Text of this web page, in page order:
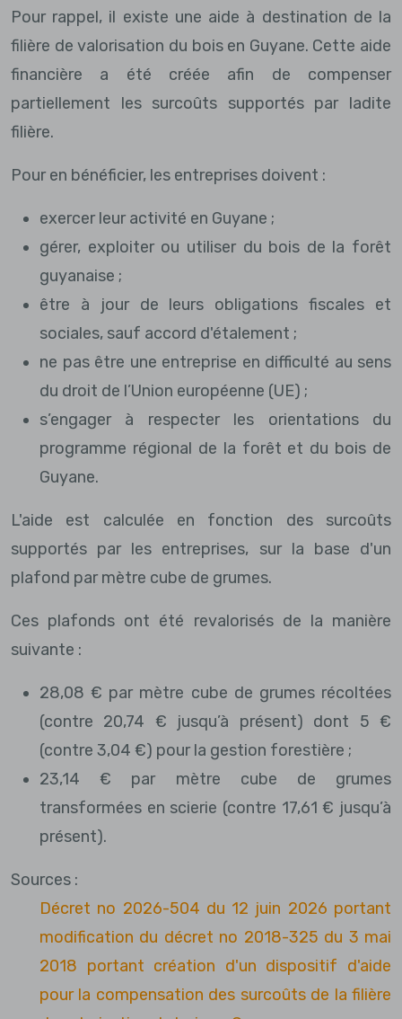
Pour rappel, il existe une aide à destination de la
filière de valorisation du bois en Guyane. Cette aide
financière a été créée afin de compenser
partiellement les surcoûts supportés par ladite
filière.
Pour en bénéficier, les entreprises doivent :
exercer leur activité en Guyane ;
gérer, exploiter ou utiliser du bois de la forêt
guyanaise ;
être à jour de leurs obligations fiscales et
sociales, sauf accord d'étalement ;
ne pas être une entreprise en difficulté au sens
du droit de l’Union européenne (UE) ;
s’engager à respecter les orientations du
programme régional de la forêt et du bois de
Guyane.
L'aide est calculée en fonction des surcoûts
supportés par les entreprises, sur la base d'un
plafond par mètre cube de grumes.
Ces plafonds ont été revalorisés de la manière
suivante :
28,08 € par mètre cube de grumes récoltées
(contre 20,74 € jusqu’à présent) dont 5 €
(contre 3,04 €) pour la gestion forestière ;
23,14 € par mètre cube de grumes
transformées en scierie (contre 17,61 € jusqu’à
présent).
Sources :
Décret no 2026-504 du 12 juin 2026 portant
modification du décret no 2018-325 du 3 mai
2018 portant création d'un dispositif d'aide
pour la compensation des surcoûts de la filière